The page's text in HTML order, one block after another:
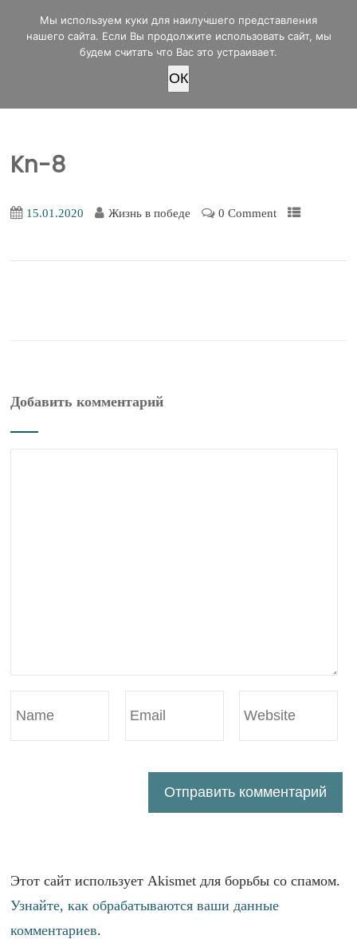
office@lifeinvictory.ru
+7 950 189 4420
Россия, г.Оренбург, ул.Мира 32/2
Kn-8
15.01.2020 Жизнь в победе 0 Comment
Добавить комментарий
Этот сайт использует Akismet для борьбы со спамом.
Узнайте, как обрабатываются ваши данные
комментариев.
Мы используем куки для наилучшего представления
нашего сайта. Если Вы продолжите использовать сайт, мы
будем считать что Вас это устраивает.
OК